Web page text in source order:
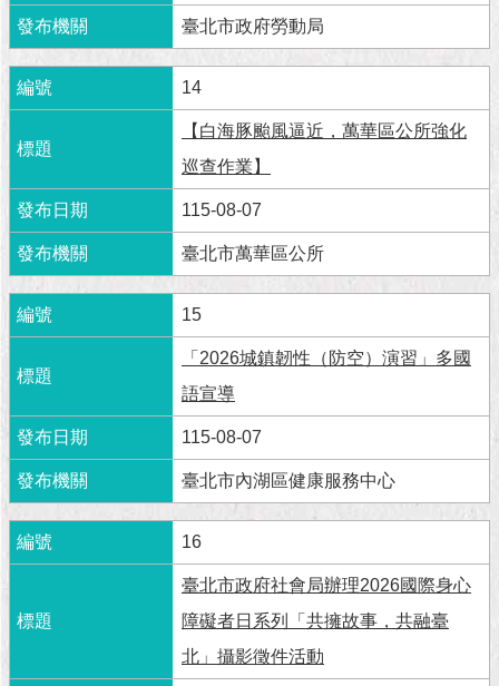
臺北市政府勞動局
14
【白海豚颱風逼近，萬華區公所強化
巡查作業】
115-08-07
臺北市萬華區公所
15
「2026城鎮韌性（防空）演習」多國
語宣導
115-08-07
臺北市內湖區健康服務中心
16
臺北市政府社會局辦理2026國際身心
障礙者日系列「共擁故事，共融臺
北」攝影徵件活動